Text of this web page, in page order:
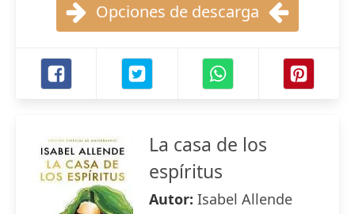
Opciones de descarga
La casa de los
espíritus
Autor: Isabel Allende